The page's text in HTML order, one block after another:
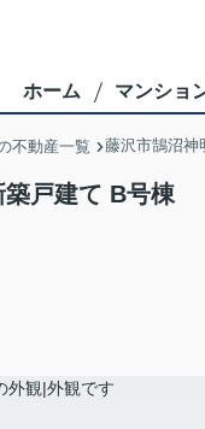
ホーム マンショ
不動産一覧 藤沢市鵠沼神
戸建て B号棟